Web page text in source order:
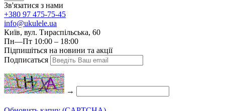
Зв'язатися з нами
+380 97 475-75-45
info@ukulele.ua
Київ, вул. Тираспільська, 60
Пн—Пт 10:00 – 18:00
Підпишіться на новини та акції
Подписаться
→